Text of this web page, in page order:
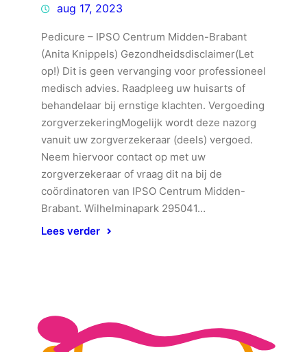
aug 17, 2023
Pedicure – IPSO Centrum Midden-Brabant
(Anita Knippels) Gezondheidsdisclaimer(Let
op!) Dit is geen vervanging voor professioneel
medisch advies. Raadpleeg uw huisarts of
behandelaar bij ernstige klachten. Vergoeding
zorgverzekeringMogelijk wordt deze nazorg
vanuit uw zorgverzekeraar (deels) vergoed.
Neem hiervoor contact op met uw
zorgverzekeraar of vraag dit na bij de
coördinatoren van IPSO Centrum Midden-
Brabant. Wilhelminapark 295041…
Lees verder